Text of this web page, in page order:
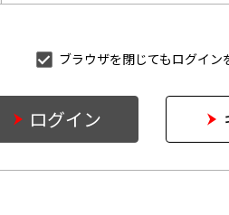
ブラウザを閉じてもログイン
ログイン